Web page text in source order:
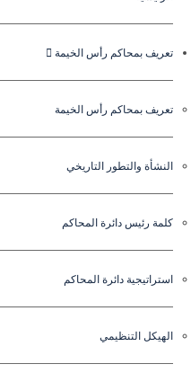
تعريف بمحاكم رأس الخيمة
تعريف بمحاكم رأس الخيمة
النشأة والتطور التاريخي
كلمة رئيس دائرة المحاكم
استراتيجية دائرة المحاكم
الهيكل التنظيمي